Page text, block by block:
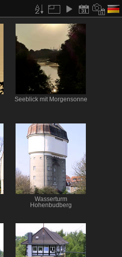
Seeblick mit Morgensonne
Wasserturm
Hohenbudberg